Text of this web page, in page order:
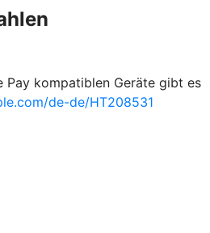
Pay kompatiblen Geräte gibt es
de-de/HT208531